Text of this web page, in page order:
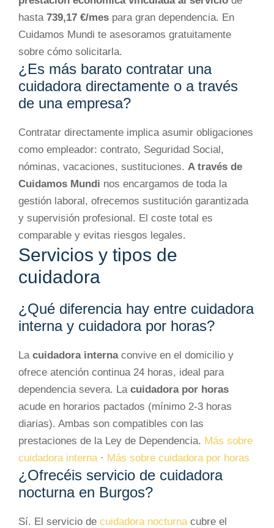
hasta 739,17 €/mes para gran dependencia. En
Cuidamos Mundi te asesoramos gratuitamente
sobre cómo solicitarla.
¿Es más barato contratar una
cuidadora directamente o a través
de una empresa?
Contratar directamente implica asumir obligaciones
como empleador: contrato, Seguridad Social,
nóminas, vacaciones, sustituciones. A través de
Cuidamos Mundi nos encargamos de toda la
gestión laboral, ofrecemos sustitución garantizada
y supervisión profesional. El coste total es
comparable y evitas riesgos legales.
Servicios y tipos de
cuidadora
¿Qué diferencia hay entre cuidadora
interna y cuidadora por horas?
La cuidadora internaconvive en el domicilio y
ofrece atención continua 24 horas, ideal para
dependencia severa. La cuidadora por horas
acude en horarios pactados (mínimo 2-3 horas
diarias). Ambas son compatibles con las
prestaciones de la Ley de Dependencia. Más sobre
cuidadora interna · Más sobre cuidadora por horas
¿Ofrecéis servicio de cuidadora
nocturna en Burgos?
Sí. El servicio de cuidadora nocturna cubre el